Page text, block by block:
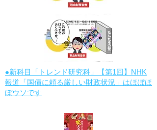
●新科目「トレンド研究科」【第1回】NHK
報道「国債に頼る厳しい財政状況」はほぼほ
ぼウソです